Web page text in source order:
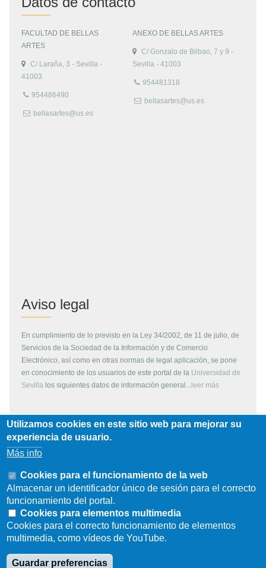
FACULTAD DE BELLAS
ARTES
C/ Laraña, 3 - Sevilla -
41003
954486490
bellasartes@us.es
ANEXO DE BELLAS ARTES
C/ Gonzalo de Bilbao, 7 y 9 -
Sevilla - 41003
954481318
bellasartes@us.es
Aviso legal
En cumplimiento de lo previsto en la Ley 34/2002, de 11 de julio, de
Servicios de la Sociedad de la Información y de Comercio
Electrónico, así como en otras normas de legal aplicación, se pone
en conocimiento de los usuarios de este portal de la Universidad de
Sevilla los siguientes datos de información general... leer más
Copyright
Todos los contenidos de este servidor WEB, son propiedad de la
Universidad de Sevilla, si no se indica lo contrario. Pueden ser
reproducidos libremente y para fines no lucrativos por cualquier
persona perteneciente a una institución de carácter educativo o
investigador. Otras instituciones, organismos, empresas, etc. deben
solicitar el permiso escrito de los propietarios del copyright.
Los escudos, logotipos, fotografías y gráficos son propiedad de la
Universidad de Sevilla. Prohibida su reproducción total o parcial por
cualquier medio sin permiso escrito del propietario.
Utilizamos cookies en este sitio web para mejorar su
experiencia de usuario.
Más info
Cookies para el funcionamiento de la web
Almacenar un identificador único de sesión para el correcto
funcionamiento del portal.
Cookies para elementos multimedia
Cookies para el correcto funcionamiento de elementos
multimedia, como vídeos de YouTube.
Guardar preferencias